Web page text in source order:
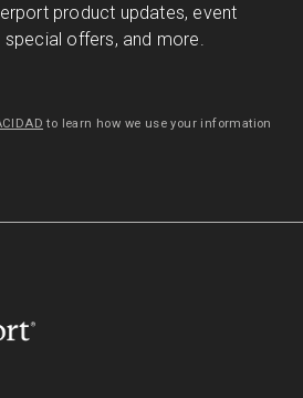
product updates, event
offers, and more.
to learn how we use your information